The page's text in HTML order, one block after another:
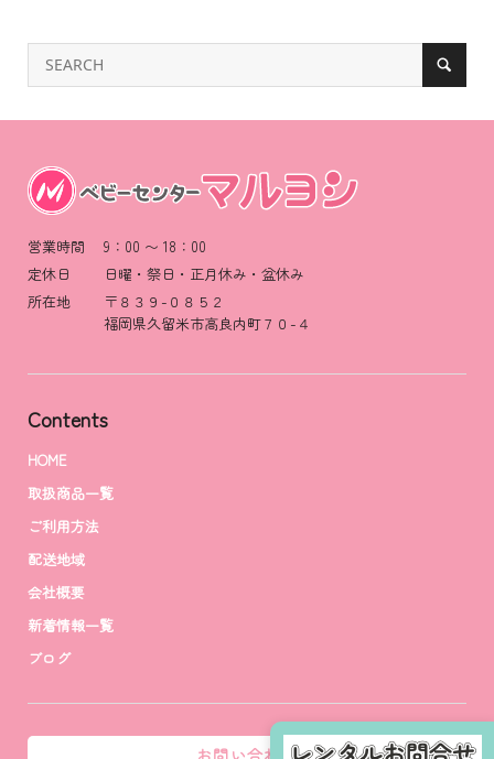
営業時間 9：00 〜 18：00
定休日 日曜・祭日・正月休み・盆休み
所在地 〒８３９-０８５２
福岡県久留米市高良内町７０-４
Contents
HOME
取扱商品一覧
ご利用方法
配送地域
会社概要
新着情報一覧
ブログ